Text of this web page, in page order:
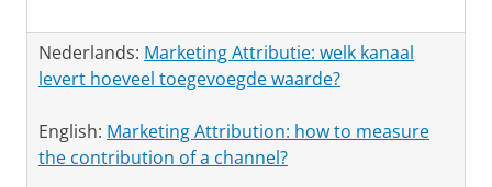
Nederlands: Marketing Attributie: welk kanaal
levert hoeveel toegevoegde waarde?
English: Marketing Attribution: how to measure
the contribution of a channel?